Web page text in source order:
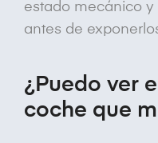
estado mecánico y
antes de
¿Puedo ver
coche que